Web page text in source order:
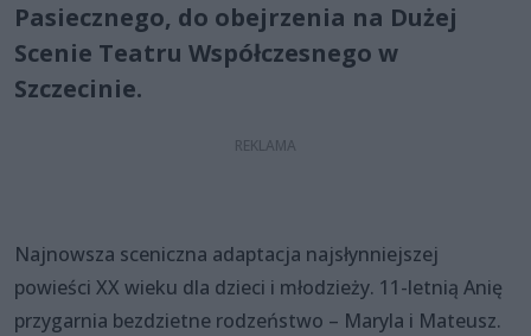
Pasiecznego, do obejrzenia na Dużej
Scenie Teatru Współczesnego w
Szczecinie.
Najnowsza sceniczna adaptacja najsłynniejszej
powieści XX wieku dla dzieci i młodzieży. 11-letnią Anię
przygarnia bezdzietne rodzeństwo – Maryla i Mateusz.